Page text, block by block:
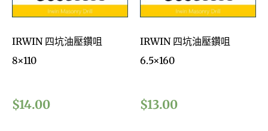
IRWIN 四坑油壓鑽咀
8×110
$14.00
IRWIN 四坑油壓鑽咀
6.5×160
$13.00